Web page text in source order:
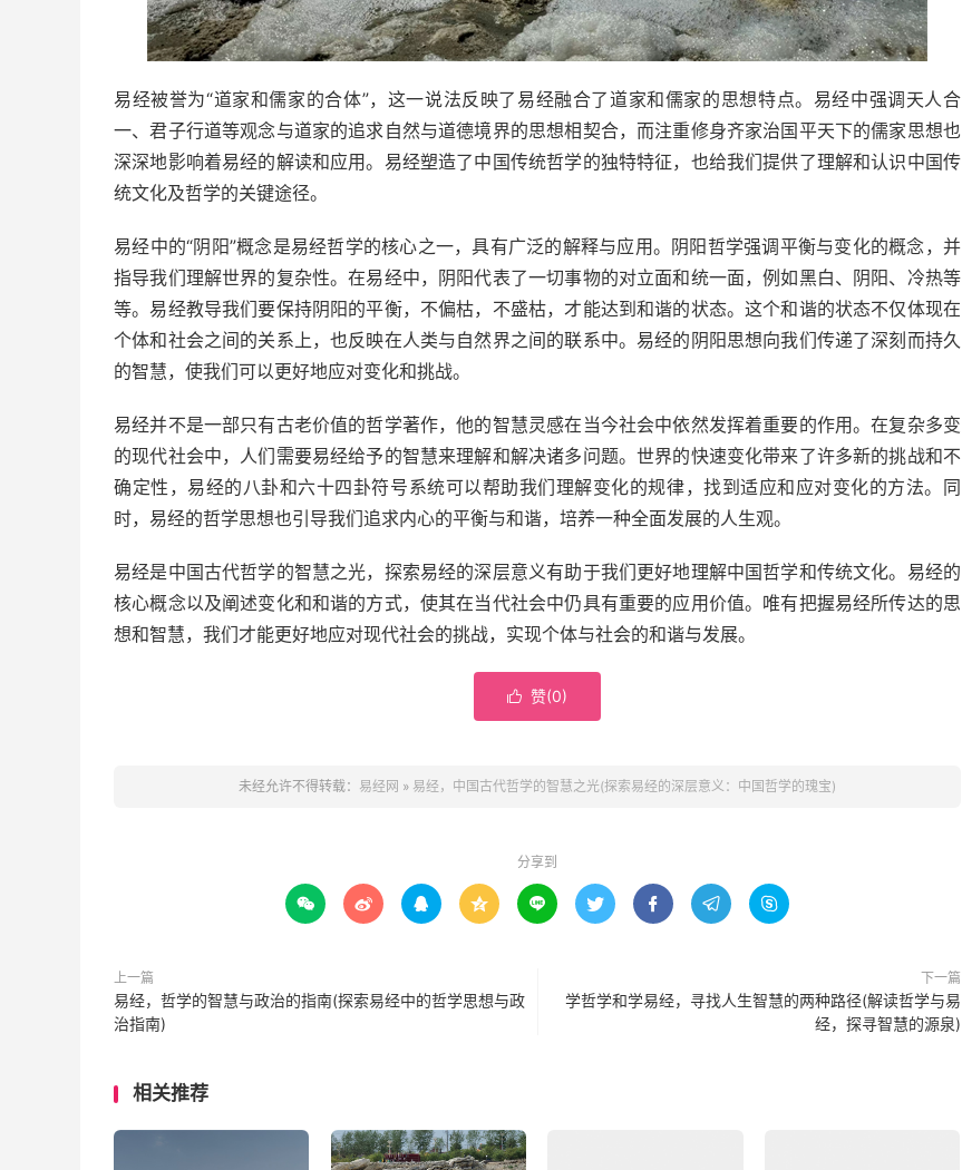
易经被誉为“道家和儒家的合体”，这一说法反映了易经融合了道家和儒家的思想特点。易经中强调天人合
一、君子行道等观念与道家的追求自然与道德境界的思想相契合，而注重修身齐家治国平天下的儒家思想也
深深地影响着易经的解读和应用。易经塑造了中国传统哲学的独特特征，也给我们提供了理解和认识中国传
统文化及哲学的关键途径。
易经中的“阴阳”概念是易经哲学的核心之一，具有广泛的解释与应用。阴阳哲学强调平衡与变化的概念，并
指导我们理解世界的复杂性。在易经中，阴阳代表了一切事物的对立面和统一面，例如黑白、阴阳、冷热等
等。易经教导我们要保持阴阳的平衡，不偏枯，不盛枯，才能达到和谐的状态。这个和谐的状态不仅体现在
个体和社会之间的关系上，也反映在人类与自然界之间的联系中。易经的阴阳思想向我们传递了深刻而持久
的智慧，使我们可以更好地应对变化和挑战。
易经并不是一部只有古老价值的哲学著作，他的智慧灵感在当今社会中依然发挥着重要的作用。在复杂多变
的现代社会中，人们需要易经给予的智慧来理解和解决诸多问题。世界的快速变化带来了许多新的挑战和不
确定性，易经的八卦和六十四卦符号系统可以帮助我们理解变化的规律，找到适应和应对变化的方法。同
时，易经的哲学思想也引导我们追求内心的平衡与和谐，培养一种全面发展的人生观。
易经是中国古代哲学的智慧之光，探索易经的深层意义有助于我们更好地理解中国哲学和传统文化。易经的
核心概念以及阐述变化和和谐的方式，使其在当代社会中仍具有重要的应用价值。唯有把握易经所传达的思
想和智慧，我们才能更好地应对现代社会的挑战，实现个体与社会的和谐与发展。
 赞(0)
未经允许不得转载： 易经网 » 易经，中国古代哲学的智慧之光(探索易经的深层意义：中国哲学的瑰宝)
分享到
        
上一篇
易经，哲学的智慧与政治的指南(探索易经中的哲学思想与政
治指南)
下一篇
学哲学和学易经，寻找人生智慧的两种路径(解读哲学与易
经，探寻智慧的源泉)
相关推荐